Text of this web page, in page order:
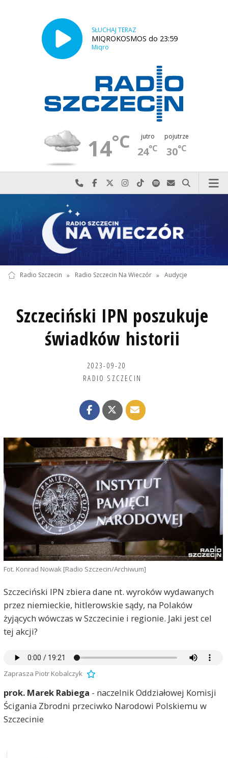
SŁUCHAJ TERAZ
MIQROKOSMOS do 23:59
Miqro
14°C jutro
24°C
pojutrze
30°C
Najlepiej po prostu do nas zadzwoń
Odwiedź nas na Facebook-u
Odwiedź nas na X
Odwiedź nas na Instagram-ie
Odwiedź nas na TikTok-u
Szukaj nas na Spotify
Wyślij do nas
Szukaj
Radio Szczecin » Radio Szczecin Na Wieczór » Audycje
Szczeciński IPN poszukuje
świadków historii
2023-09-20
RADIO SZCZECIN
Fot. Konrad Nowak [Radio Szczecin/Archiwum]
Szczeciński IPN zbiera dane nt. wyroków wydawanych
przez niemieckie, hitlerowskie sądy, na Polaków
żyjących wówczas w Szczecinie i regionie. Jaki jest cel
tej akcji?
Zaprasza Piotr Kobalczyk
prok. Marek Rabiega - naczelnik Oddziałowej Komisji
Ścigania Zbrodni przeciwko Narodowi Polskiemu w
Szczecinie